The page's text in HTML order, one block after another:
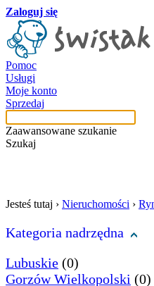
Zaloguj się
Pomoc
Usługi
Moje konto
Sprzedaj
Zaawansowane szukanie
Szukaj
Jesteś tutaj › Nieruchomości ›
Kategoria nadrzędna
Lubuskie (0)
Gorzów Wielkopolski (0)